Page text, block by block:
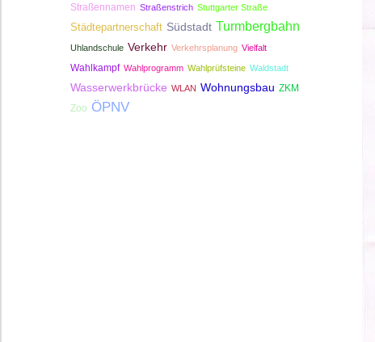
Straßennamen Straßenstrich Stuttgarter Straße
Städtepartnerschaft Südstadt Turmbergbahn
Uhlandschule Verkehr Verkehrsplanung Vielfalt
Wahlkampf Wahlprogramm Wahlprüfsteine Waldstadt
Wasserwerkbrücke WLAN Wohnungsbau ZKM
Zoo ÖPNV